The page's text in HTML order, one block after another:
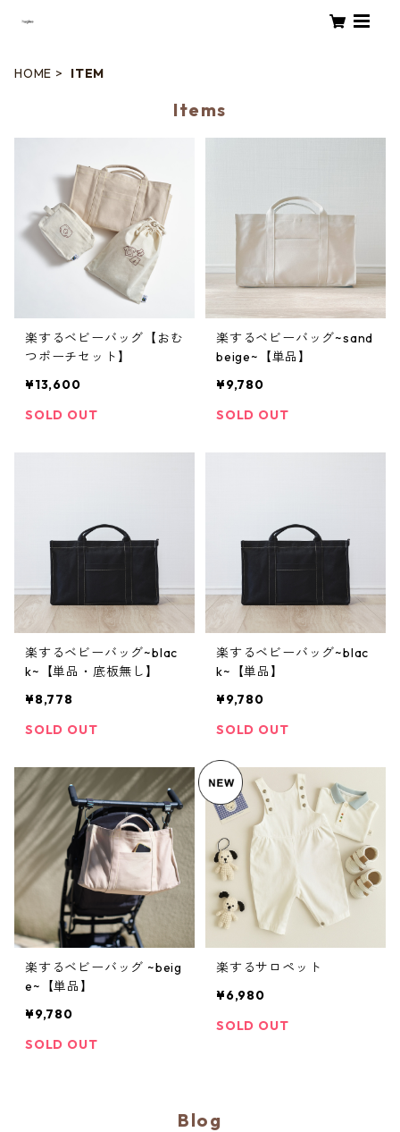
HOME ITEM
Items
楽するベビーバッグ【おむ
つポーチセット】
¥13,600
SOLD OUT
楽するベビーバッグ~sand
beige~【単品】
¥9,780
SOLD OUT
楽するベビーバッグ~blac
k~【単品・底板無し】
¥8,778
SOLD OUT
楽するベビーバッグ~blac
k~【単品】
¥9,780
SOLD OUT
楽するベビーバッグ ~beig
e~【単品】
¥9,780
SOLD OUT
楽するサロペット
¥6,980
SOLD OUT
Blog